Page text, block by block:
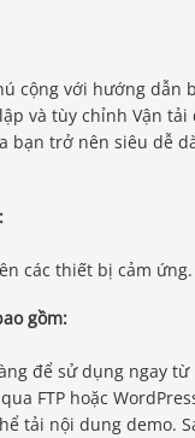
cộng với hướng dẫn
và tùy chỉnh Vận
bạn trở nên siêu dễ
các thiết bị cảm ứng.
gồm:
để sử dụng ngay
FTP hoặc
tải nội dung demo.